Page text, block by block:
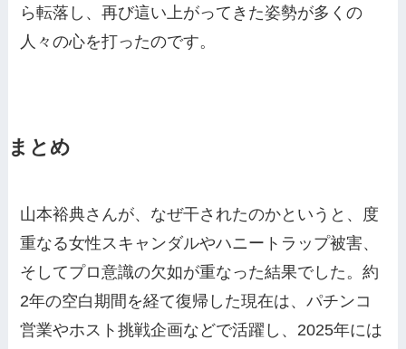
ら転落し、再び這い上がってきた姿勢が多くの
人々の心を打ったのです。
まとめ
山本裕典さんが、なぜ干されたのかというと、度
重なる女性スキャンダルやハニートラップ被害、
そしてプロ意識の欠如が重なった結果でした。約
2年の空白期間を経て復帰した現在は、パチンコ
営業やホスト挑戦企画などで活躍し、2025年には